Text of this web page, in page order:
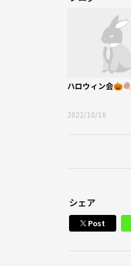
ハロウィン会🎃🍭
2022/10/16
シェア
Post